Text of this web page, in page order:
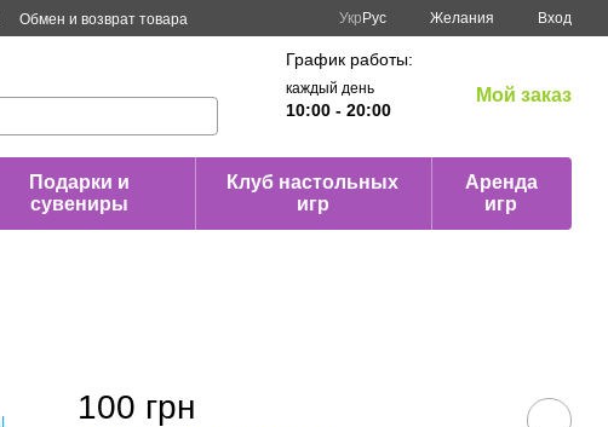
Обмен и возврат товара
Укр Рус Желания Вход
График работы:
каждый день
10:00 - 20:00
Мой заказ
Подарки и
сувениры
Клуб настольных
игр
Аренда
игр
100 грн